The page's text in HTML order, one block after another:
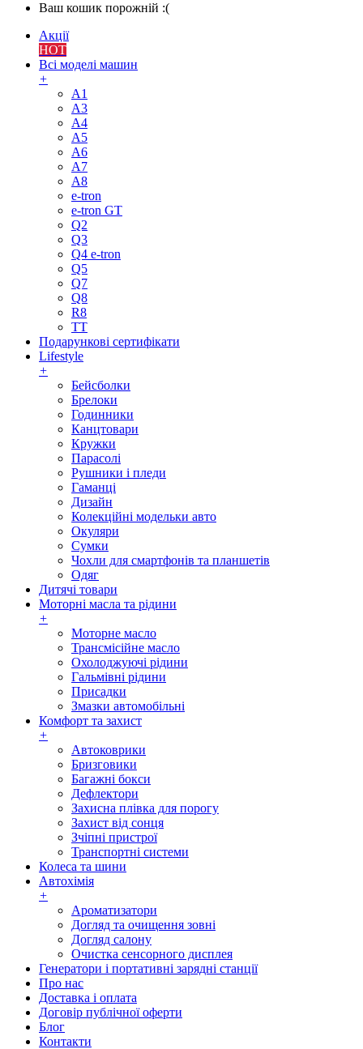
Ваш кошик порожній :(
Акції
HOT
Всі моделі машин
+
A1
A3
A4
A5
A6
A7
A8
e-tron
e-tron GT
Q2
Q3
Q4 e-tron
Q5
Q7
Q8
R8
TT
Подарункові сертифікати
Lifestyle
+
Бейсболки
Брелоки
Годинники
Канцтовари
Кружки
Парасолі
Рушники і пледи
Гаманці
Дизайн
Колекційні модельки авто
Окуляри
Сумки
Чохли для смартфонів та планшетів
Одяг
Дитячі товари
Моторні масла та рідини
+
Моторне масло
Трансмісійне масло
Охолоджуючі рідини
Гальмівні рідини
Присадки
Змазки автомобільні
Комфорт та захист
+
Автоковрики
Бризговики
Багажні бокси
Дефлектори
Захисна плівка для порогу
Захист від сонця
Зчіпні пристрої
Транспортні системи
Колеса та шини
Автохімія
+
Ароматизатори
Догляд та очищення зовні
Догляд салону
Очистка сенсорного дисплея
Генератори і портативні зарядні станції
Про нас
Доставка і оплата
Договір публічної оферти
Блог
Контакти